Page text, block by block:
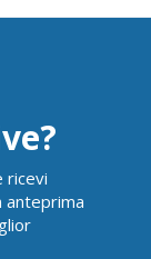
ricevi
anteprima